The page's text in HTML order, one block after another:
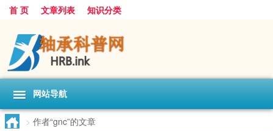
首 页 文章列表 知识分类
网站导航
> 作者“gnc”的文章